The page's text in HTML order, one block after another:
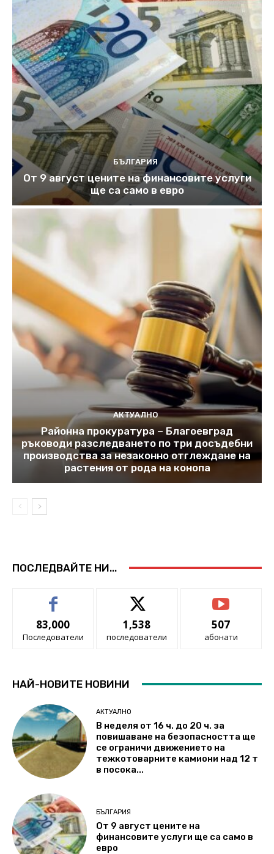
БЪЛГАРИЯ
От 9 август цените на финансовите услуги
ще са само в евро
АКТУАЛНО
Районна прокуратура – Благоевград
ръководи разследването по три досъдебни
производства за незаконно отглеждане на
растения от рода на конопа
ПОСЛЕДВАЙТЕ НИ...
83,000
Последователи
1,538
последователи
507
абонати
НАЙ-НОВИТЕ НОВИНИ
АКТУАЛНО
В неделя от 16 ч. до 20 ч. за
повишаване на безопасността ще
се ограничи движението на
тежкотоварните камиони над 12 т
в посока...
БЪЛГАРИЯ
От 9 август цените на
финансовите услуги ще са само в
евро